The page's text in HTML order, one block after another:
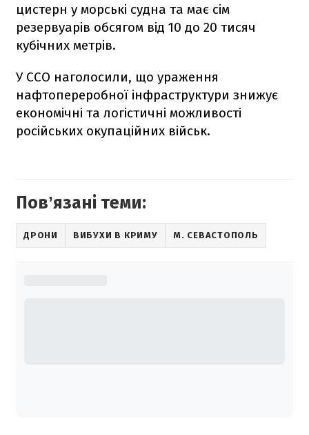
цистерн у морські судна та має сім
резервуарів обсягом від 10 до 20 тисяч
кубічних метрів.
У ССО наголосили, що ураження
нафтопереробної інфраструктури знижує
економічні та логістичні можливості
російських окупаційних військ.
Повʼязані теми:
ДРОНИ ВИБУХИ В КРИМУ М. СЕВАСТОПОЛЬ